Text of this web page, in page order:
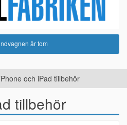
är tom
och iPad tillbehör
tillbehör